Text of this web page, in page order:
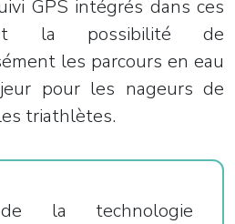
GPS intégrés dans ces
la possibilité de
les parcours en eau
pour les nageurs de
triathlètes.
de la technologie